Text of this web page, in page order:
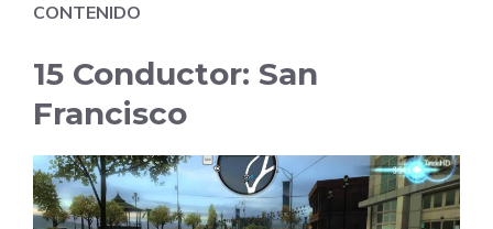
CONTENIDO
15 Conductor: San
Francisco